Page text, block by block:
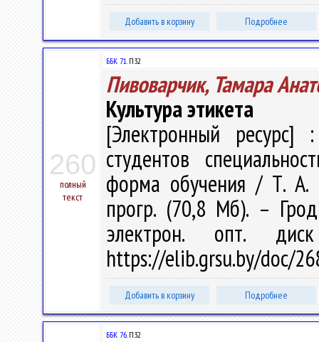
Добавить в корзину Подробнее
260
полный
текст
ББК 71.П32
Пивоварчик, Тамара
Культура этикета
[Электронный ресурс]
студентов
форма обучения / Т. А.
прогр. (70,8 Мб). –
электрон. опт.
https://elib.grsu.by/doc/
Добавить в корзину Подробнее
ББК 76.П32